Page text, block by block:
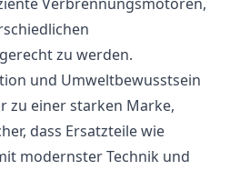
zu werden.
und Umweltbewusstsein
zu einer starken Marke,
dass Ersatzteile wie
modernster Technik und